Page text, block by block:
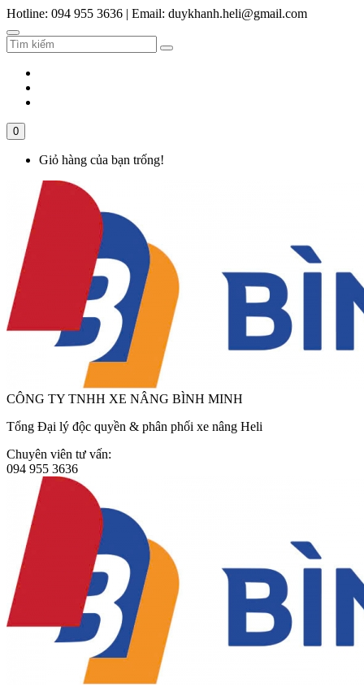
Hotline: 094 955 3636 | Email: duykhanh.heli@gmail.com
0
Giỏ hàng của bạn trống!
CÔNG TY TNHH XE NÂNG BÌNH MINH
Tổng Đại lý độc quyền & phân phối xe nâng Heli
Chuyên viên tư vấn:
094 955 3636